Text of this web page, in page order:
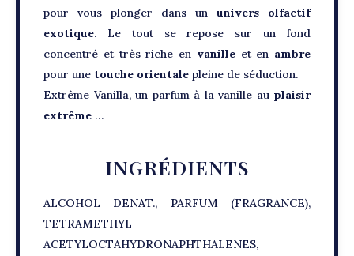
pour vous plonger dans un univers olfactif
exotique. Le tout se repose sur un fond
concentré et très riche en vanilleet en ambre
pour une touche orientale pleine de séduction.
Extrême Vanilla, un parfum à la vanille au plaisir
extrême …
INGRÉDIENTS
ALCOHOL DENAT., PARFUM (FRAGRANCE),
TETRAMETHYL
ACETYLOCTAHYDRONAPHTHALENES,